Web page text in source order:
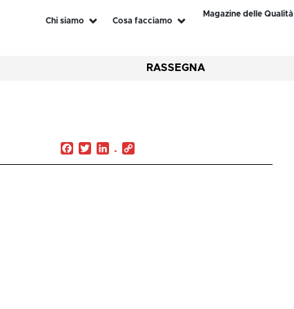
Chi siamo Cosa facciamo
Magazine delle Qualità
RASSEGNA
Facebook
TwitterLinkedIn